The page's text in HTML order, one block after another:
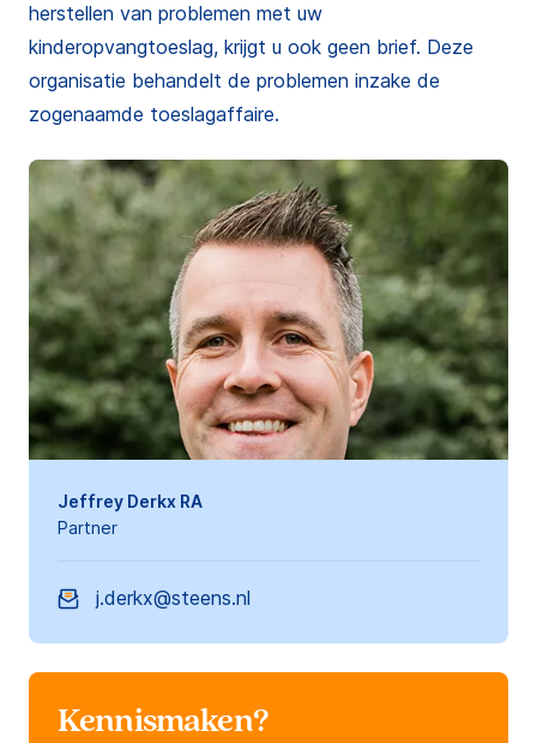
herstellen van problemen met uw
kinderopvangtoeslag, krijgt u ook geen brief. Deze
organisatie behandelt de problemen inzake de
zogenaamde toeslagaffaire.
Jeffrey Derkx RA
Partner
j.derkx@steens.nl
Kennismaken?